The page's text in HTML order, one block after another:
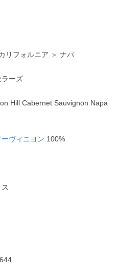
リフォルニア ＞ ナパ
ラーズ
Hill Cabernet Sauvignon Napa
ヴィニヨン 100%